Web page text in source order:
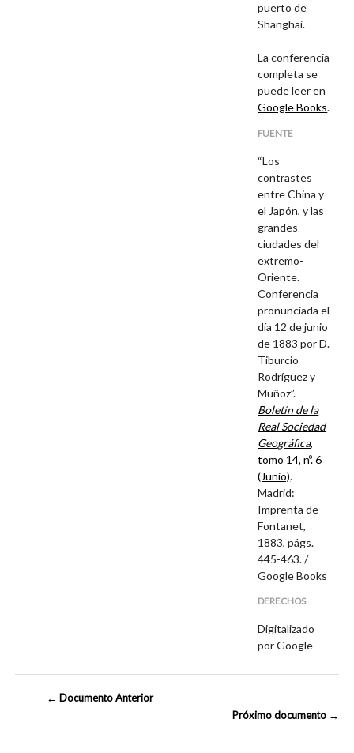
puerto de
Shanghai.
La conferencia
completa se
puede leer en
Google Books.
FUENTE
“Los
contrastes
entre China y
el Japón, y las
grandes
ciudades del
extremo-
Oriente.
Conferencia
pronunciada el
día 12 de junio
de 1883 por D.
Tiburcio
Rodríguez y
Muñoz”.
Boletín de la
Real Sociedad
Geográfica,
tomo 14, nº. 6
(Junio).
Madrid:
Imprenta de
Fontanet,
1883, págs.
445-463. /
Google Books
DERECHOS
Digitalizado
por Google
← Documento Anterior
Próximo documento →